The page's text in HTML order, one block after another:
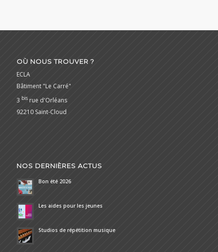
OÙ NOUS TROUVER ?
ECLA
Bâtiment "Le Carré"
3 bisrue d'Orléans
92210 Saint-Cloud
NOS DERNIÈRES ACTUS
Bon été 2026
Les aides pour les jeunes
Studios de répétition musique